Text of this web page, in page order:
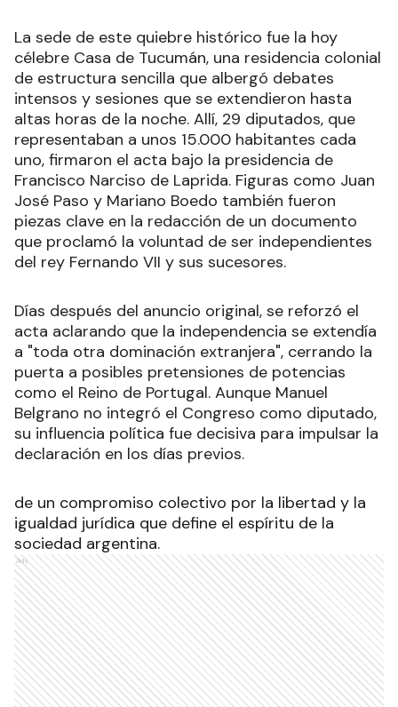
La sede de este quiebre histórico fue la hoy
célebre Casa de Tucumán, una residencia colonial
de estructura sencilla que albergó debates
intensos y sesiones que se extendieron hasta
altas horas de la noche. Allí, 29 diputados, que
representaban a unos 15.000 habitantes cada
uno, firmaron el acta bajo la presidencia de
Francisco Narciso de Laprida. Figuras como Juan
José Paso y Mariano Boedo también fueron
piezas clave en la redacción de un documento
que proclamó la voluntad de ser independientes
del rey Fernando VII y sus sucesores.
Días después del anuncio original, se reforzó el
acta aclarando que la independencia se extendía
a "toda otra dominación extranjera", cerrando la
puerta a posibles pretensiones de potencias
como el Reino de Portugal. Aunque Manuel
Belgrano no integró el Congreso como diputado,
su influencia política fue decisiva para impulsar la
declaración en los días previos.
de un compromiso colectivo por la libertad y la
igualdad jurídica que define el espíritu de la
sociedad argentina.
Ads